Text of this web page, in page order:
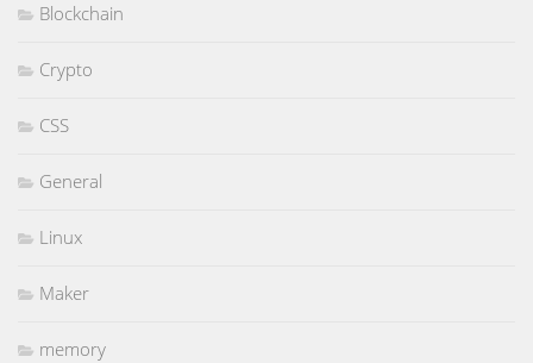
Blockchain
Crypto
CSS
General
Linux
Maker
memory